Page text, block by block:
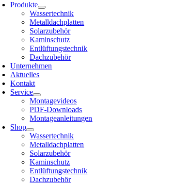
Produkte
Wassertechnik
Metalldachplatten
Solarzubehör
Kaminschutz
Entlüftungstechnik
Dachzubehör
Unternehmen
Aktuelles
Kontakt
Service
Montagevideos
PDF-Downloads
Montageanleitungen
Shop
Wassertechnik
Metalldachplatten
Solarzubehör
Kaminschutz
Entlüftungstechnik
Dachzubehör